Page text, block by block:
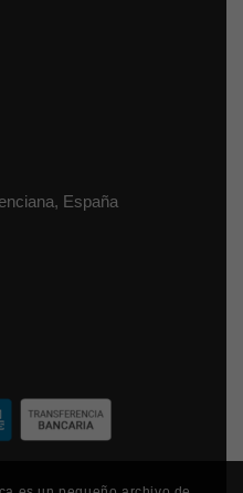
, España